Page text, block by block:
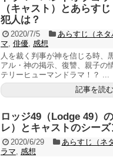
（キャスト）とあらす
犯人は？
2020/7/5 あらすじ（ネタ
マ, 俳優, 感想
人を裁く判事が神を信じる時、
アル・神の掲示、復讐、親子の
テリーヒューマンドラマ！？ ...
記事を読む
ロッジ49（Lodge 49）
レ）とキャストのシー
2020/6/29 あらすじ（ネ
ラマ, 感想